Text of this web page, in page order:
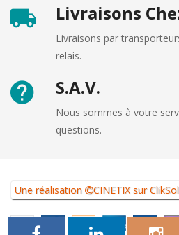
Livraisons
Livraisons par
relais.
S.A.V.
Nous sommes à votre
questions.
Une réalisation CINETIX sur